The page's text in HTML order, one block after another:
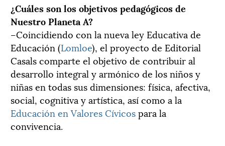
¿Cuáles son los objetivos pedagógicos de
Nuestro Planeta A?
–Coincidiendo con la nueva ley Educativa de
Educación (Lomloe), el proyecto de Editorial
Casals comparte el objetivo de contribuir al
desarrollo integral y armónico de los niños y
niñas en todas sus dimensiones: física, afectiva,
social, cognitiva y artística, así como a la
Educación en Valores Cívicospara la
convivencia.